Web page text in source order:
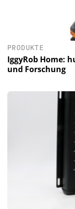
PRODUKTE
IggyRob Home:
und Forschung